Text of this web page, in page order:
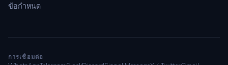
ข้อกำหนด
การเชื่อมต่อ